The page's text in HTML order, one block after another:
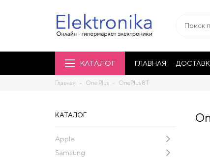
КАТАЛОГ ГЛАВНАЯ
Главная One Plus OnePlus 8T
КАТАЛОГ
Apple
Samsung